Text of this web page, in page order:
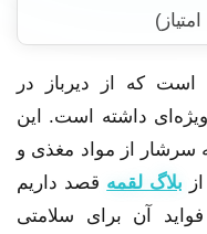
که از دیرباز در
داشته است. این
سرشار از مواد مغذی و
بلاگ لقمه قصد داریم
آن برای سلامتی